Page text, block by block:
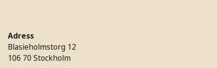
Adress
Blasieholmstorg 12
106 70 Stockholm